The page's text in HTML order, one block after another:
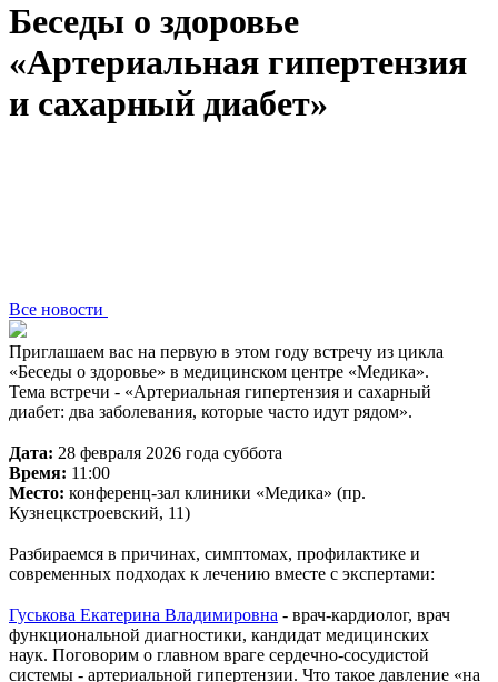
Беседы о здоровье
«Артериальная гипертензия
и сахарный диабет»
Все новости
Приглашаем вас на первую в этом году встречу из цикла
«Беседы о здоровье» в медицинском центре «Медика».
Тема встречи - «Артериальная гипертензия и сахарный
диабет: два заболевания, которые часто идут рядом».
Дата: 28 февраля 2026 года суббота
Время: 11:00
Место: конференц-зал клиники «Медика» (пр.
Кузнецкстроевский, 11)
Разбираемся в причинах, симптомах, профилактике и
современных подходах к лечению вместе с экспертами:
Гуськова Екатерина Владимировна - врач-кардиолог, врач
функциональной диагностики, кандидат медицинских
наук. Поговорим о главном враге сердечно-сосудистой
системы - артериальной гипертензии. Что такое давление «на